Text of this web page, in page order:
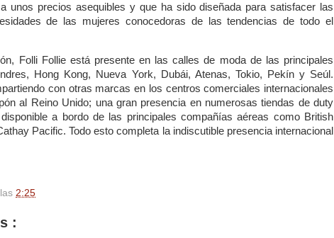
unos precios asequibles y que ha sido diseñada para satisfacer las
de las mujeres conocedoras de las tendencias de todo el
Folli Follie está presente en las calles de moda de las principales
Hong Kong, Nueva York, Dubái, Atenas, Tokio, Pekín y Seúl.
con otras marcas en los centros comerciales internacionales
al Reino Unido; una gran presencia en numerosas tiendas de duty
a bordo de las principales compañías aéreas como British
Pacific. Todo esto completa la indiscutible presencia internacional
2:25
: